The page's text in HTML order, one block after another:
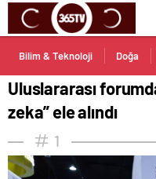
Bilim & Teknoloji Doğa
Uluslararası
zeka” ele alındı
1